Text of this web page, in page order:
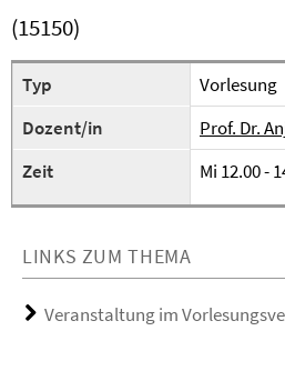
(15150)
Typ
Vorlesung
Dozent/in
Prof. Dr.
Zeit
Mi 12.00 -
LINKS ZUM THEMA
Veranstaltung im